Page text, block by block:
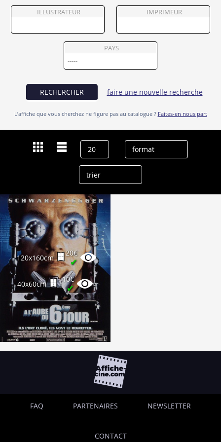
Vendre
ILLUSTRATEUR IMPRIMEUR
PAYS
RECHERCHER faire une nouvelle recherche
L’affiche que vous cherchez ne figure pas au catalogue ? Faites-en nous part
120x160cm
20€
✔
40x60cm
10€
✔
FAQ PARTENAIRES NEWSLETTER
CONTACT